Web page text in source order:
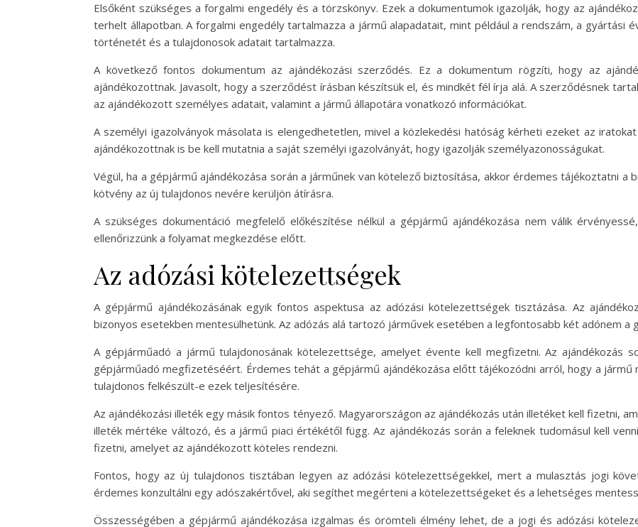
Elsőként szükséges a forgalmi engedély és a törzskönyv. Ezek a dokumentumok igazolják, hogy az
terhelt állapotban. A forgalmi engedély tartalmazza a jármű alapadatait, mint például a rendszám, a gyártási
történetét és a tulajdonosok adatait tartalmazza.
A következő fontos dokumentum az ajándékozási szerződés. Ez a dokumentum rögzíti, hogy az
ajándékozottnak. Javasolt, hogy a szerződést írásban készítsük el, és mindkét fél írja alá. A szerződésnek
az ajándékozott személyes adatait, valamint a jármű állapotára vonatkozó információkat.
A személyi igazolványok másolata is elengedhetetlen, mivel a közlekedési hatóság kérheti ezeket az
ajándékozottnak is be kell mutatnia a saját személyi igazolványát, hogy igazolják személyazonosságukat.
Végül, ha a gépjármű ajándékozása során a járműnek van kötelező biztosítása, akkor érdemes tájékoztatni
kötvény az új tulajdonos nevére kerüljön átírásra.
A szükséges dokumentáció megfelelő előkészítése nélkül a gépjármű ajándékozása nem válik
ellenőrizzünk a folyamat megkezdése előtt.
Az adózási kötelezettségek
A gépjármű ajándékozásának egyik fontos aspektusa az adózási kötelezettségek tisztázása. Az
bizonyos esetekben mentesülhetünk. Az adózás alá tartozó járművek esetében a legfontosabb két adónem a
A gépjárműadó a jármű tulajdonosának kötelezettsége, amelyet évente kell megfizetni. Az ajándékozás
gépjárműadó megfizetéséért. Érdemes tehát a gépjármű ajándékozása előtt tájékozódni arról, hogy a
tulajdonos felkészült-e ezek teljesítésére.
Az ajándékozási illeték egy másik fontos tényező. Magyarországon az ajándékozás után illetéket kell fizetni,
illeték mértéke változó, és a jármű piaci értékétől függ. Az ajándékozás során a feleknek tudomásul kell
fizetni, amelyet az ajándékozott köteles rendezni.
Fontos, hogy az új tulajdonos tisztában legyen az adózási kötelezettségekkel, mert a mulasztás jogi
érdemes konzultálni egy adószakértővel, aki segíthet megérteni a kötelezettségeket és a lehetséges
Összességében a gépjármű ajándékozása izgalmas és örömteli élmény lehet, de a jogi és adózási